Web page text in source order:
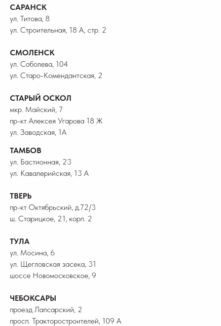
САРАНСК
ул. Титова, 8
ул. Строительная, 18 А, стр. 2
СМОЛЕНСК
ул. Соболева, 104
ул. Старо-Комендантская, 2
СТАРЫЙ ОСКОЛ
мкр. Майский, 7
пр-кт Алексея Угарова 18 Ж
ул. Заводская, 1А
ТАМБОВ
ул. Бастионная, 23
ул. Кавалерийская, 13 А
ТВЕРЬ
пр-кт Октябрьский, д.72/3
ш. Старицкое, 21, корп. 2
ТУЛА
ул. Мосина, 6
ул. Щегловская засека, 31
шоссе Новомосковское, 9
ЧЕБОКСАРЫ
проезд Лапсарский, 2
просп. Тракторостроителей, 109 А